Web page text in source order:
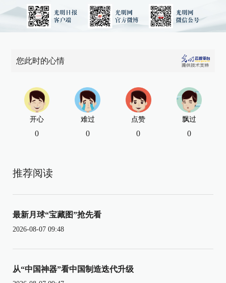
您此时的心情
开心
0
难过
0
点赞
0
飘过
0
推荐阅读
最新月球“宝藏图”抢先看
2026-08-07 09:48
从“中国神器”看中国制造迭代升级